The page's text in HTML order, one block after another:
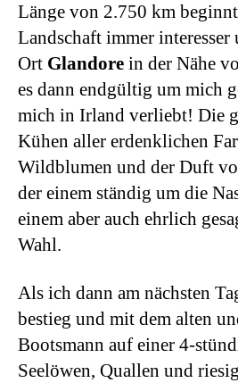
Länge von 2.750 km
Landschaft immer
Ort Glandore in der Nähe
es dann endgültig um mich
mich in Irland verliebt! Die
Kühen aller erdenklichen
Wildblumen und der Duft
der einem ständig um die
einem aber auch ehrlich
Wahl.
Als ich dann am nächsten
bestieg und mit dem alten
Bootsmann auf einer 4-
Seelöwen, Quallen und